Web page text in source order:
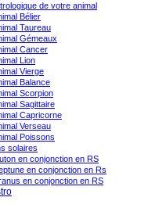
de votre animal
Bélier
Taureau
Gémeaux
Cancer
Lion
Vierge
Balance
Scorpion
Sagittaire
Capricorne
Verseau
Poissons
solaires
en conjonction en RS
en conjonction en Rs
en conjonction en RS